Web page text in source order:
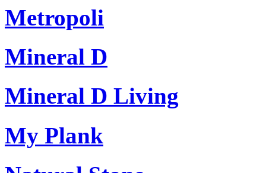
Metropoli
Mineral D
Mineral D Living
My Plank